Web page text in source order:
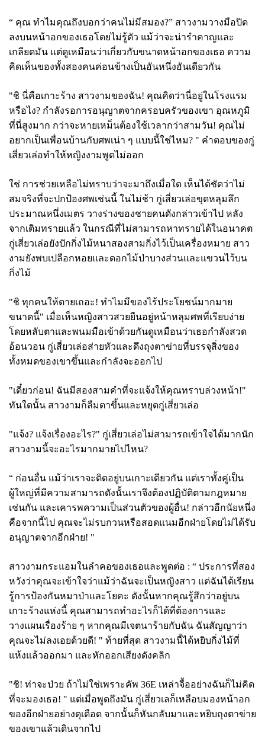
“ คุณ ทำไมคุณถึงบอกว่าคนไม่มีสมอง?” สาวงามวางมือปิด
ลงบนหน้าอกของเธอโดยไม่รู้ตัว แม้ว่าจะน่ารำคาญและ
เกลียดมัน แต่ดูเหมือนว่าเกี่ยวกับขนาดหน้าอกของเธอ ความ
คิดเห็นของทั้งสองคนค่อนข้างเป็นอันหนึ่งอันเดียวกัน
"ชิ นี่คือเกาะร้าง สาวงามของฉัน! คุณคิดว่านี่อยู่ในโรงแรม
หรือไง? กำลังรอการอนุญาตจากครอบครัวของเขา อุณหภูมิ
ที่นี่สูงมาก กว่าจะหายเหม็นต้องใช้เวลากว่าสามวัน! คุณไม่
อยากเป็นเพื่อนบ้านกับศพเน่า ๆ แบบนี้ใช่ไหม? " คำตอบของกู่
เสี่ยวเล่อทำให้หญิงงามพูดไม่ออก
ใช่ การช่วยเหลือไม่ทราบว่าจะมาถึงเมื่อใด เห็นได้ชัดว่าไม่
สมจริงที่จะปกป้องศพเช่นนี้ ในไม่ช้า กู่เสี่ยวเล่อขุดหลุมลึก
ประมาณหนึ่งเมตร วางร่างของชายคนดังกล่าวเข้าไป หลัง
จากเติมทรายแล้ว ในกรณีที่ไม่สามารถหาทรายได้ในอนาคต
กู่เสี่ยวเล่อยังปักกิ่งไม้หนาสองสามกิ่งไว้เป็นเครื่องหมาย สาว
งามยังพบเปลือกหอยและดอกไม้ป่าบางส่วนและแขวนไว้บน
กิ่งไม้
"ชิ ทุกคนให้ตายเถอะ! ทำไมมีของไร้ประโยชน์มากมาย
ขนาดนี้" เมื่อเห็นหญิงสาวสวยยืนอยู่หน้าหลุมศพที่เรียบง่าย
โดยหลับตาและพนมมือเข้าด้วยกันดูเหมือนว่าเธอกำลังสวด
อ้อนวอน กู่เสี่ยวเล่อส่ายหัวและดึงถุงตาข่ายที่บรรจุสิ่งของ
ทั้งหมดของเขาขึ้นและกำลังจะออกไป
"เดี๋ยวก่อน! ฉันมีสองสามคำที่จะแจ้งให้คุณทราบล่วงหน้า!"
ทันใดนั้น สาวงามก็ลืมตาขึ้นและหยุดกู่เสี่ยวเล่อ
"แจ้ง? แจ้งเรื่องอะไร?" กู่เสี่ยวเล่อไม่สามารถเข้าใจได้มากนัก
สาวงามนี้จะอะไรมากมายไปไหน?
“ ก่อนอื่น แม้ว่าเราจะติดอยู่บนเกาะเดียวกัน แต่เราทั้งคู่เป็น
ผู้ใหญ่ที่มีความสามารถดังนั้นเราจึงต้องปฏิบัติตามกฎหมาย
เช่นกัน และเคารพความเป็นส่วนตัวของผู้อื่น! กล่าวอีกนัยหนึ่ง
คือจากนี้ไป คุณจะไม่รบกวนหรือสอดแนมอีกฝ่ายโดยไม่ได้รับ
อนุญาตจากอีกฝ่าย! "
สาวงามกระแอมในลำคอของเธอและพูดต่อ : “ ประการที่สอง
หวังว่าคุณจะเข้าใจว่าแม้ว่าฉันจะเป็นหญิงสาว แต่ฉันได้เรียน
รู้การป้องกันหมาป่าและโยคะ ดังนั้นหากคุณรู้สึกว่าอยู่บน
เกาะร้างแห่งนี้ คุณสามารถทำอะไรก็ได้ที่ต้องการและ
วางแผนเรื่องร้าย ๆ หากคุณมีเจตนาร้ายกับฉัน ฉันสัญญาว่า
คุณจะไม่ลงเอยด้วยดี! " ท้ายที่สุด สาวงามนี้ได้หยิบกิ่งไม้ที่
แห้งแล้วออกมา และหักออกเสียงดังคลิก
"ชิ! ท่าจะป่วย ถ้าไม่ใช่เพราะคัพ 36E เหล่าจื้ออย่างฉันก็ไม่คิด
ที่จะมองเธอ! " แต่เมื่อพูดถึงมัน กู่เสี่ยวเลก็เหลือบมองหน้าอก
ของอีกฝ่ายอย่างดุเดือด จากนั้นก็หันกลับมาและหยิบถุงตาข่าย
ของเขาแล้วเดินจากไป